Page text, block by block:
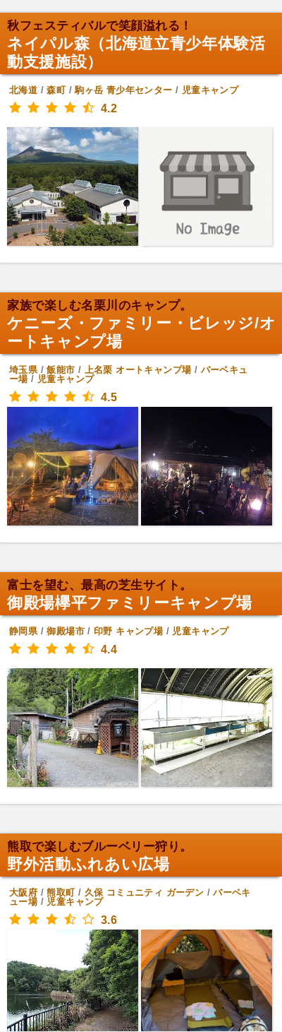
秋フェスティバルで笑顔溢れる！
ネイパル森（北海道立青少年体験活
動支援施設）
北海道 /森町/駒ヶ岳 青少年センター / 児童キャンプ
4.2
家族で楽しむ名栗川のキャンプ。
ケニーズ・ファミリー・ビレッジ/オ
ートキャンプ場
埼玉県/飯能市 / 上名栗 オートキャンプ場/ バーベキュ
ー場/ 児童キャンプ
4.5
富士を望む、最高の芝生サイト。
御殿場欅平ファミリーキャンプ場
静岡県/御殿場市/ 印野 キャンプ場/ 児童キャンプ
4.4
熊取で楽しむブルーベリー狩り。
野外活動ふれあい広場
大阪府 /熊取町/ 久保 コミュニティ ガーデン /バーベキ
ュー場/ 児童キャンプ
3.6